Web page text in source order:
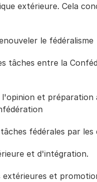
extérieure. Cela
le fédéralisme
tâches entre la
et préparation
fédérales par les
et d'intégration.
extérieures et